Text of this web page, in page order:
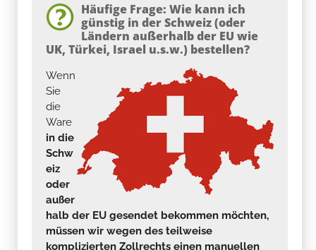
Häufige Frage: Wie kann ich
günstig in der Schweiz (oder
Ländern außerhalb der EU wie
UK, Türkei, Israel u.s.w.) bestellen?
Wenn
Sie
die
Ware
in die
Schw
eiz
oder
außer
halb der EU gesendet bekommen möchten,
müssen wir wegen des teilweise
komplizierten Zollrechts einen manuellen